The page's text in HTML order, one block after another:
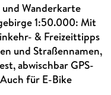
Wanderkarte
1:50.000: Mit
& Freizeittipps
und Straßennamen,
abwischbar GPS-
für E-Bike